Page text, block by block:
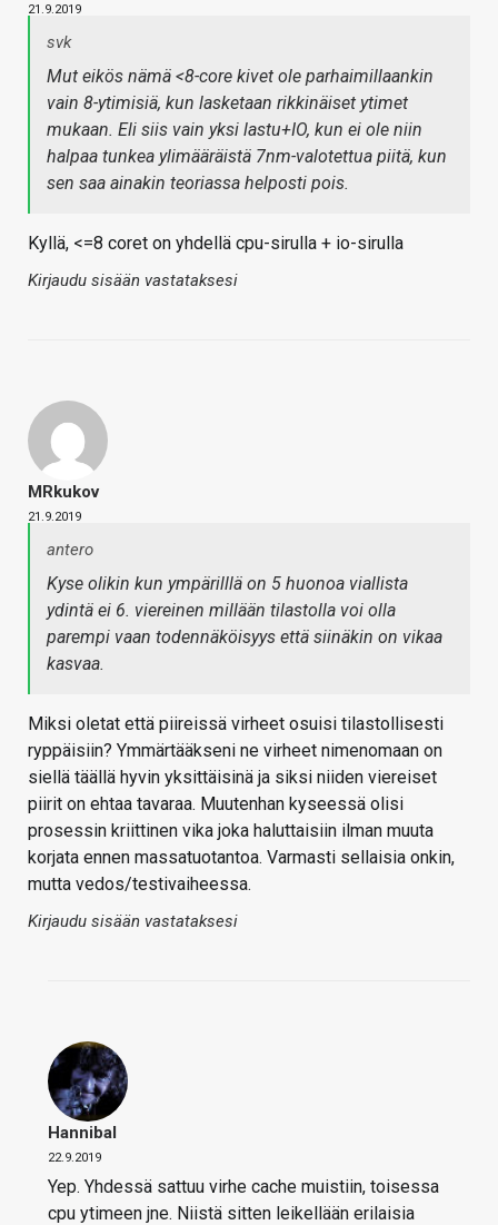
21.9.2019
svk
Mut eikös nämä <8-core kivet ole parhaimillaankin
vain 8-ytimisiä, kun lasketaan rikkinäiset ytimet
mukaan. Eli siis vain yksi lastu+IO, kun ei ole niin
halpaa tunkea ylimääräistä 7nm-valotettua piitä, kun
sen saa ainakin teoriassa helposti pois.
Kyllä, <=8 coret on yhdellä cpu-sirulla + io-sirulla
Kirjaudu sisään vastataksesi
MRkukov
21.9.2019
antero
Kyse olikin kun ympärilllä on 5 huonoa viallista
ydintä ei 6. viereinen millään tilastolla voi olla
parempi vaan todennäköisyys että siinäkin on vikaa
kasvaa.
Miksi oletat että piireissä virheet osuisi tilastollisesti
ryppäisiin? Ymmärtääkseni ne virheet nimenomaan on
siellä täällä hyvin yksittäisinä ja siksi niiden viereiset
piirit on ehtaa tavaraa. Muutenhan kyseessä olisi
prosessin kriittinen vika joka haluttaisiin ilman muuta
korjata ennen massatuotantoa. Varmasti sellaisia onkin,
mutta vedos/testivaiheessa.
Kirjaudu sisään vastataksesi
Hannibal
22.9.2019
Yep. Yhdessä sattuu virhe cache muistiin, toisessa
cpu ytimeen jne. Niistä sitten leikellään erilaisia